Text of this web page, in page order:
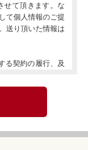
せて頂きます。な
て個人情報のご提
送り頂いた情報は
る契約の履行、及
報の第三者への
サービスの提供。